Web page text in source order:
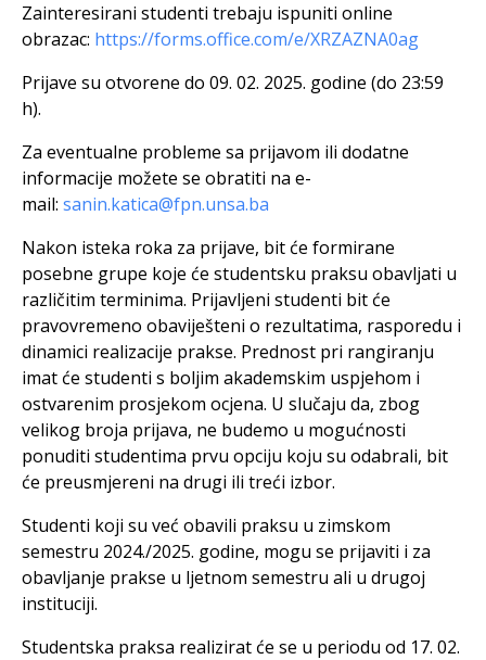
Zainteresirani studenti trebaju ispuniti online
obrazac: https://forms.office.com/e/XRZAZNA0ag
Prijave su otvorene do 09. 02. 2025. godine (do 23:59
h).
Za eventualne probleme sa prijavom ili dodatne
informacije možete se obratiti na e-
mail: sanin.katica@fpn.unsa.ba
Nakon isteka roka za prijave, bit će formirane
posebne grupe koje će studentsku praksu obavljati u
različitim terminima. Prijavljeni studenti bit će
pravovremeno obaviješteni o rezultatima, rasporedu i
dinamici realizacije prakse. Prednost pri rangiranju
imat će studenti s boljim akademskim uspjehom i
ostvarenim prosjekom ocjena. U slučaju da, zbog
velikog broja prijava, ne budemo u mogućnosti
ponuditi studentima prvu opciju koju su odabrali, bit
će preusmjereni na drugi ili treći izbor.
Studenti koji su već obavili praksu u zimskom
semestru 2024./2025. godine, mogu se prijaviti i za
obavljanje prakse u ljetnom semestru ali u drugoj
instituciji.
Studentska praksa realizirat će se u periodu od 17. 02.